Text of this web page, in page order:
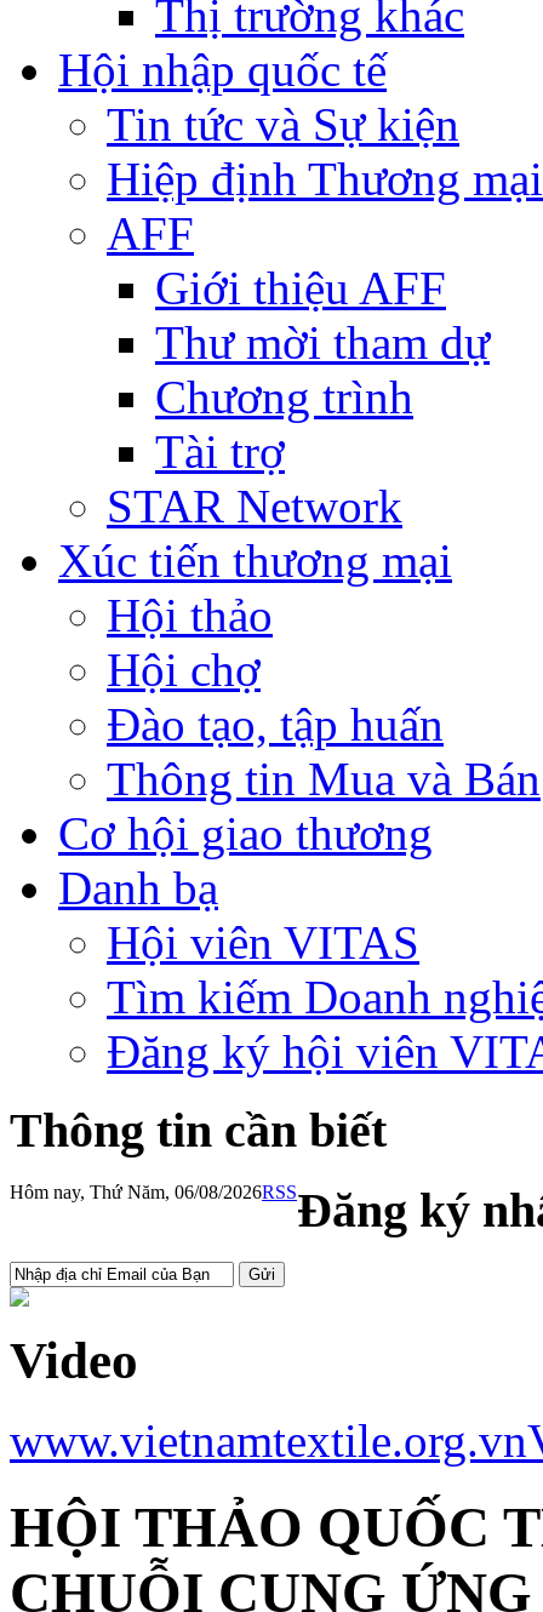
Thị trường khác
Hội nhập quốc tế
Tin tức và Sự kiện
Hiệp định Thương
AFF
Giới thiệu AFF
Thư mời tham dự
Chương trình
Tài trợ
STAR Network
Xúc tiến thương mại
Hội thảo
Hội chợ
Đào tạo, tập huấn
Thông tin Mua và Bán
Cơ hội giao thương
Danh bạ
Hội viên VITAS
Tìm kiếm Doanh
Đăng ký hội viên
Thông tin cần biết
Hôm nay, Thứ Năm, 06/08/2026RSSĐăng ký
Video
www.vietnamtextile.org.vn
HỘI THẢO QUỐC
CHUỖI CUNG